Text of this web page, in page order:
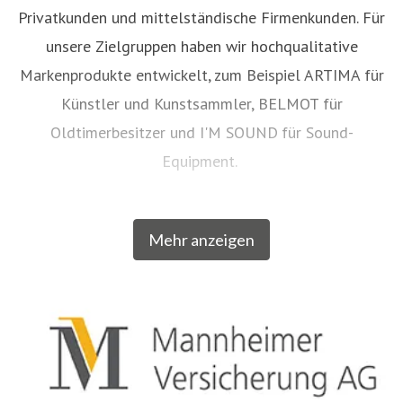
Privatkunden und mittelständische Firmenkunden. Für
unsere Zielgruppen haben wir hochqualitative
Markenprodukte entwickelt, zum Beispiel ARTIMA für
Künstler und Kunstsammler, BELMOT für
Oldtimerbesitzer und I'M SOUND für Sound-
Equipment.
Mit einigen unserer Marken gehören wir zu den
führenden Versicherern in Deutschland. Mit
aller Juweliere in Deutschland haben sich für
VALORIMA entschieden. Mit PRIGOM ist die
Mannheimer einer der maßgeblichen Versicherer von
Mehr anzeigen